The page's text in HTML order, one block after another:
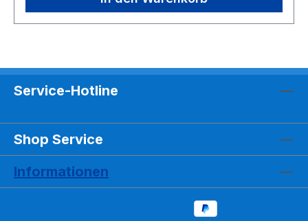
Service-Hotline
Shop Service
Informationen